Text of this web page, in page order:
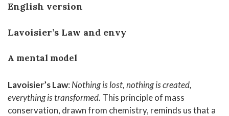
English version
Lavoisier’s Law and envy
A mental model
Lavoisier’s Law: Nothing is lost, nothing is created,
everything is transformed. This principle of mass
conservation, drawn from chemistry, reminds us that a